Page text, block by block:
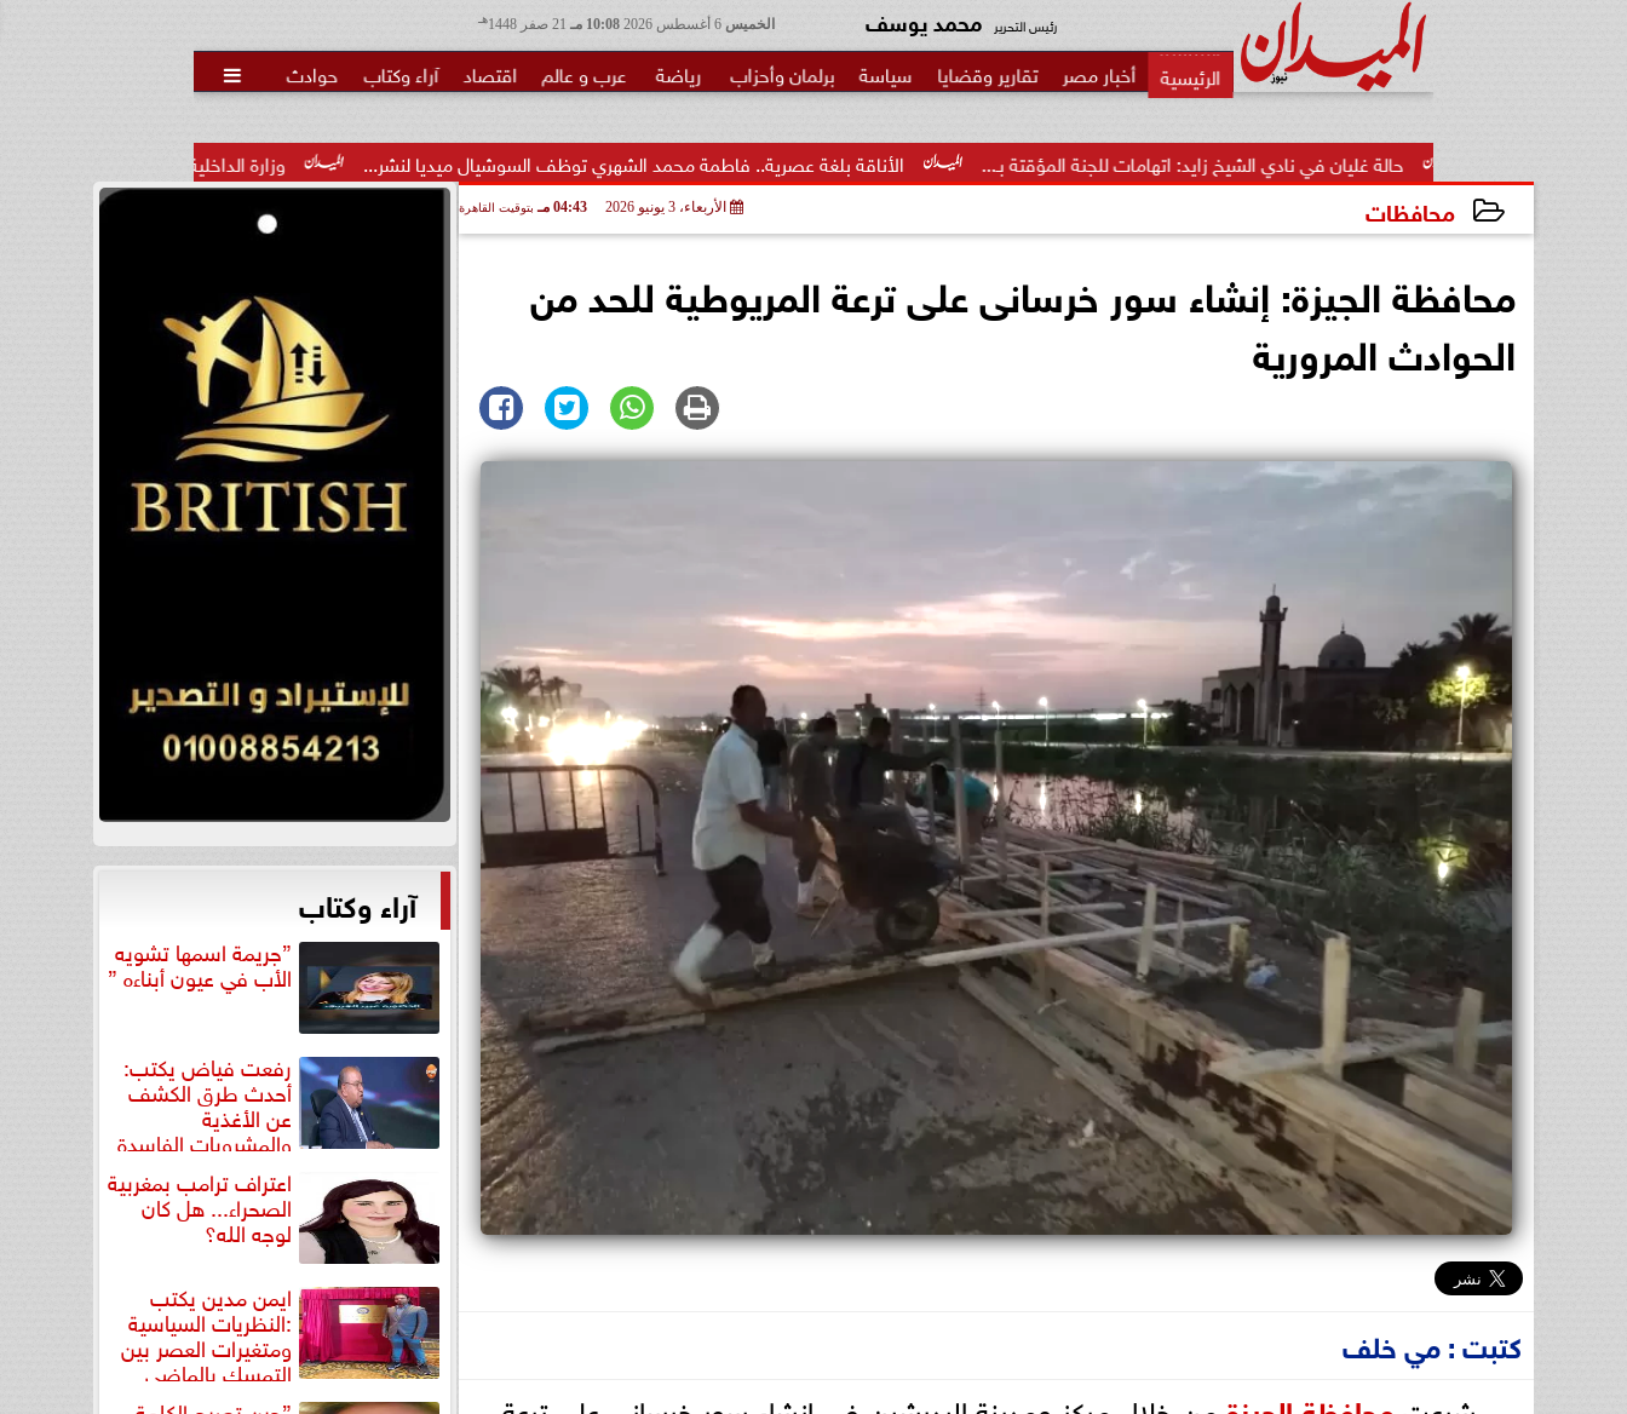
الخميس 10:08 مـ هـ رئيس التحرير محمد يوسف
أخبار مصر تقارير وقضايا سياسة برلمان وأحزاب رياضة عرب و عالم اقتصاد آراء وكتاب حوادث 
وزارة الداخلية تفتح باب التقديم لحج القرعة 2027.. اعرف الشروط... الأناقة بلغة عصرية.. فاطمة محمد الشهري توظف السوشيال ميديا لنشر... حالة غليان في نادي الشيخ زايد: اتهامات للجنة المؤقتة بـ...
محافظات الأربعاء، 3 يونيو 2026 04:43 مـ بتوقيت القاهرة
محافظة الجيزة: إنشاء سور خرسانى على ترعة المريوطية للحد من
الحوادث المرورية
كتبت : مي خلف
آراء وكتاب
”جريمة اسمها تشويه
الأب في عيون أبناءه ”
رفعت فياض يكتب:
أحدث طرق الكشف
عن الأغذية
والمشروبات الفاسدة
اعتراف ترامب بمغربية
الصحراء... هل كان
لوجه الله؟
ايمن مدين يكتب
:النظريات السياسية
ومتغيرات العصر بين
التمسك بالماضي
ومواجهة تحديات...